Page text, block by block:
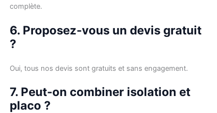
complète.
6. Proposez-vous un devis gratuit
?
Oui, tous nos devis sont gratuits et sans engagement.
7. Peut-on combiner isolation et
placo ?